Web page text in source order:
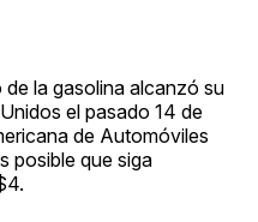
la gasolina alcanzó su
el pasado 14 de
de Automóviles
posible que siga